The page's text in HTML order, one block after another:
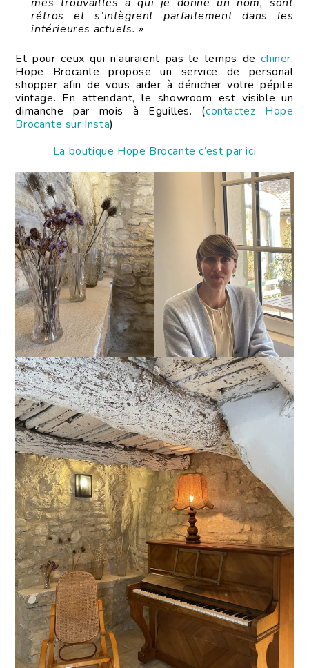
rétros et s’intègrent parfaitement dans les
intérieures actuels. »
Et pour ceux qui n’auraient pas le temps dechiner,
Hope Brocante propose un service de personal
shopper afin de vous aider à dénicher votre pépite
vintage. En attendant, le showroom est visible un
dimanche par mois à Eguilles. (contactez Hope
Brocante sur Insta)
La boutique Hope Brocante c’est par ici